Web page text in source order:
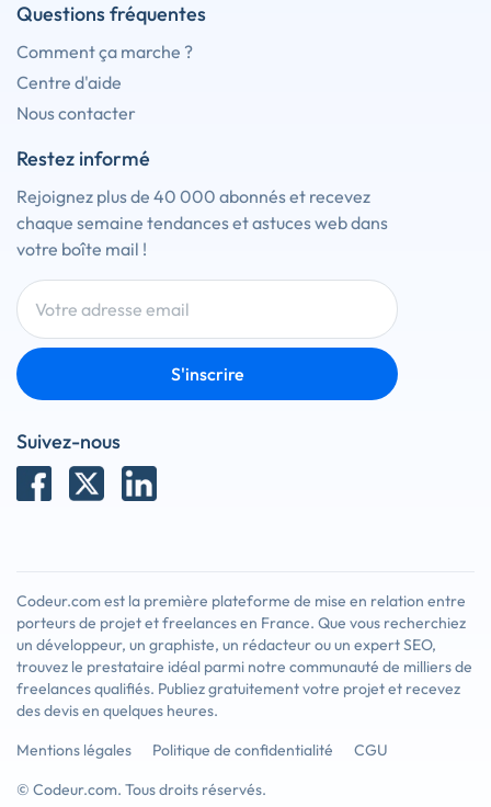
Questions fréquentes
Comment ça marche ?
Centre d'aide
Nous contacter
Restez informé
Rejoignez plus de 40 000 abonnés et recevez
chaque semaine tendances et astuces web dans
votre boîte mail !
S'inscrire
Suivez-nous
Codeur.com est la première plateforme de mise en relation entre
porteurs de projet et freelances en France. Que vous recherchiez
un développeur, un graphiste, un rédacteur ou un expert SEO,
trouvez le prestataire idéal parmi notre communauté de milliers de
freelances qualifiés. Publiez gratuitement votre projet et recevez
des devis en quelques heures.
Mentions légales
Politique de confidentialité
CGU
© Codeur.com. Tous droits réservés.